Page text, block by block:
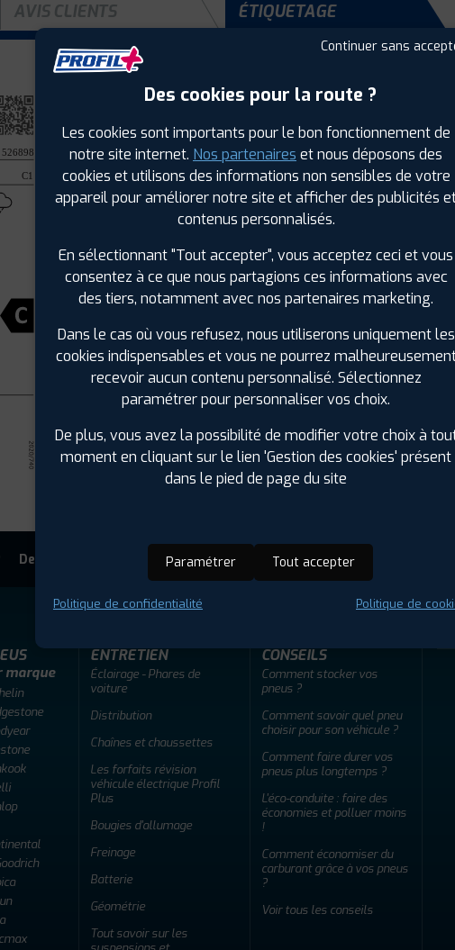
AVIS CLIENTS ÉTIQUETAGE
Hiver
Largeur :225
Hauteur :55
Diamètre :16
Charge :95
Bruit de roulement externe : 70
Résistance au roulement :
Adhérence sur sol mouillé : C
Code EAN :
Devenir adherent Offres d'emploi FAQ
marque
ENTRETIEN
Éclairage - Phares de
voiture
Distribution
Chaînes et chaussettes
Les forfaits révision
véhicule électrique Profil
Plus
Bougies d'allumage
Freinage
Batterie
Géométrie
Tout savoir sur les
CONSEILS
Comment stocker vos
pneus ?
Comment savoir quel pneu
choisir pour son véhicule ?
Comment faire durer vos
pneus plus longtemps ?
L'éco-conduite : faire des
économies et polluer moins
!
Comment économiser du
carburant grâce à vos pneus
?
Voir tous les conseils
Continuer sans
Des cookies pour la route ?
Les cookies sont importants pour le bon fonctionnement de
notre site internet. Nos partenaires et nous déposons des
cookies et utilisons des informations non sensibles de votre
appareil pour améliorer notre site et afficher des publicités
contenus personnalisés.
En sélectionnant "Tout accepter", vous acceptez ceci et vous
consentez à ce que nous partagions ces informations avec
des tiers, notamment avec nos partenaires marketing.
Dans le cas où vous refusez, nous utiliserons uniquement les
cookies indispensables et vous ne pourrez
recevoir aucun contenu personnalisé. Sélectionnez
paramétrer pour personnaliser vos choix.
De plus, vous avez la possibilité de modifier votre choix à
moment en cliquant sur le lien 'Gestion des cookies' présent
dans le pied de page du site
Paramétrer Tout accepter
Politique de confidentialité Politique de